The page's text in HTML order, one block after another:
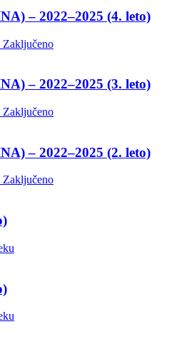
– 2022–2025 (4. leto)
Zaključeno
– 2022–2025 (3. leto)
Zaključeno
– 2022–2025 (2. leto)
Zaključeno